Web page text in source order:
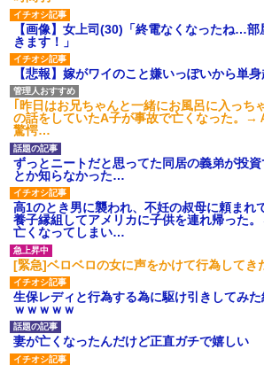
【画像】女上司(30)「終電なくなったね…
きます！」
【悲報】嫁がワイのこと嫌いっぽいから単
｢昨日はお兄ちゃんと一緒にお風呂に入っち
の話をしていたA子が事故で亡くなった。→
驚愕…
ずっとニートだと思ってた同居の義弟が投
とか知らなかった…
高1のとき男に襲われ、不妊の叔母に頼ま
養子縁組してアメリカに子供を連れ帰った
亡くなってしまい…
[緊急]ベロベロの女に声をかけて行為してき
生保レディと行為する為に駆け引きしてみ
ｗｗｗｗｗ
妻が亡くなったんだけど正直ガチで嬉しい